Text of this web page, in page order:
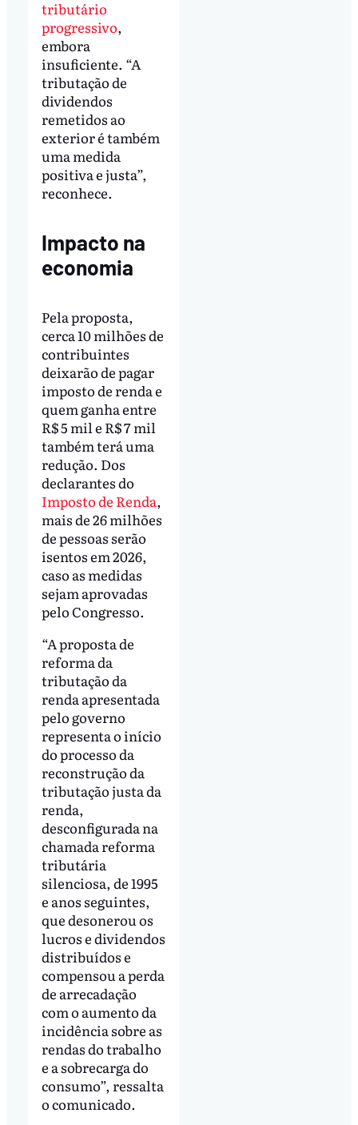
tributário
progressivo,
embora
insuficiente. “A
tributação de
dividendos
remetidos ao
exterior é também
uma medida
positiva e justa”,
reconhece.
Impacto na
economia
Pela proposta,
cerca 10 milhões de
contribuintes
deixarão de pagar
imposto de renda e
quem ganha entre
R$ 5 mil e R$ 7 mil
também terá uma
redução. Dos
declarantes do
Imposto de Renda,
mais de 26 milhões
de pessoas serão
isentos em 2026,
caso as medidas
sejam aprovadas
pelo Congresso.
“A proposta de
reforma da
tributação da
renda apresentada
pelo governo
representa o início
do processo da
reconstrução da
tributação justa da
renda,
desconfigurada na
chamada reforma
tributária
silenciosa, de 1995
e anos seguintes,
que desonerou os
lucros e dividendos
distribuídos e
compensou a perda
de arrecadação
com o aumento da
incidência sobre as
rendas do trabalho
e a sobrecarga do
consumo”, ressalta
o comunicado.